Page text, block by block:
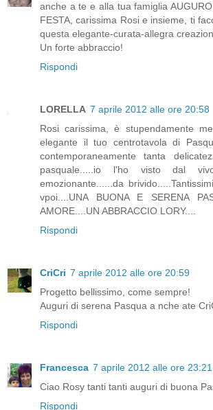
anche a te e alla tua famiglia
FESTA, carissima Rosi e insieme, ti
questa elegante-curata-allegra
Un forte abbraccio!
Rispondi
LORELLA 7 aprile 2012 alle ore 20:58
Rosi carissima, è stupendamente
elegante il tuo centrotavola di
contemporaneamente tanta
pasquale.....io l'ho visto dal
emozionante......da
vpoi....UNA BUONA E SERENA
AMORE....UN ABBRACCIO LORY....
Rispondi
CriCri 7 aprile 2012 alle ore 20:59
Progetto bellissimo, come sempre!
Auguri di serena Pasqua a nche ate
Rispondi
Francesca 7 aprile 2012 alle ore 23:21
Ciao Rosy tanti tanti auguri di buona
Rispondi